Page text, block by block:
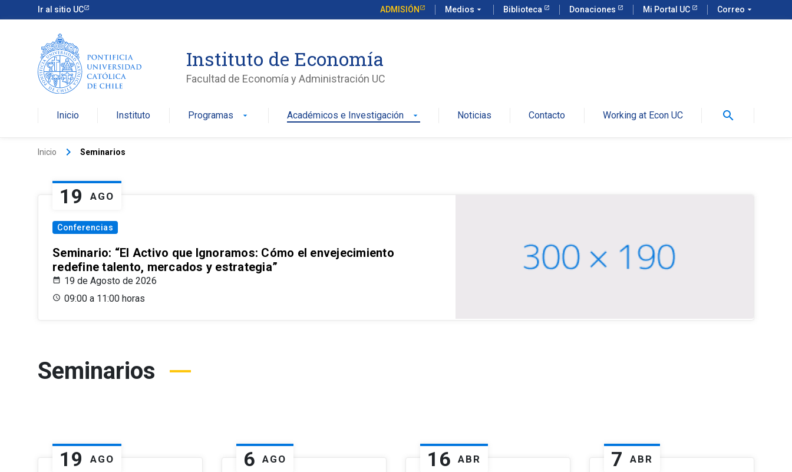
Ir al sitio UC ADMISIÓN Medios arrow_drop_down Biblioteca Donaciones Mi Portal UC Correo arrow_drop_down
Instituto de Economía
Facultad de Economía y Administración UC
Inicio Instituto Programas arrow_drop_down Académicos e Investigación arrow_drop_down Noticias Contacto Working at Econ UC search
Inicio keyboard_arrow_right Seminarios
19 AGO
Conferencias
Seminario: “El Activo que Ignoramos: Cómo el envejecimiento
redefine talento, mercados y estrategia”
19 de Agosto de 2026
09:00 a 11:00 horas
Seminarios
19 AGO 6 AGO 16 ABR 7 ABR